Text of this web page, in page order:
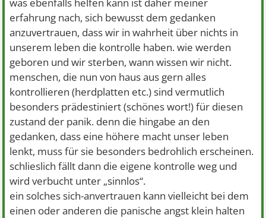
erfahrung nach, sich bewusst dem gedanken
anzuvertrauen, dass wir in wahrheit über nichts in
unserem leben die kontrolle haben. wie werden
geboren und wir sterben, wann wissen wir nicht.
menschen, die nun von haus aus gern alles
kontrollieren (herdplatten etc.) sind vermutlich
besonders prädestiniert (schönes wort!) für diesen
zustand der panik. denn die hingabe an den
gedanken, dass eine höhere macht unser leben
lenkt, muss für sie besonders bedrohlich erscheinen.
schlieslich fällt dann die eigene kontrolle weg und
wird verbucht unter „sinnlos“.
ein solches sich-anvertrauen kann vielleicht bei dem
einen oder anderen die panische angst klein halten